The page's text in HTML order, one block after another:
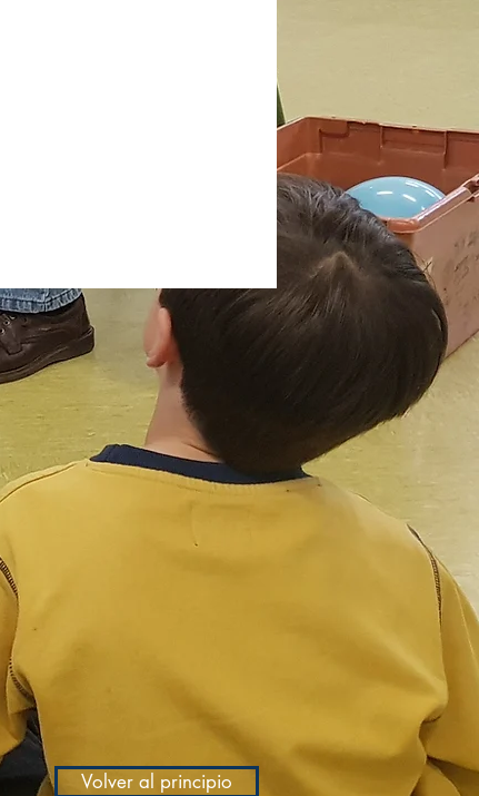
Volver al principio